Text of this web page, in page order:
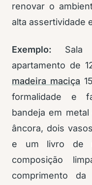
renovar o
alta assertividade
Exemplo: Sala
apartamento de
madeira maciça
formalidade e
bandeja em
âncora, dois
e um livro de
composição
comprimento